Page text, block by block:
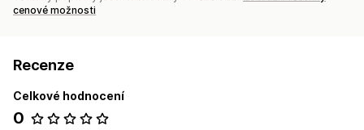
cenové možnosti
Recenze
Celkové hodnocení
0